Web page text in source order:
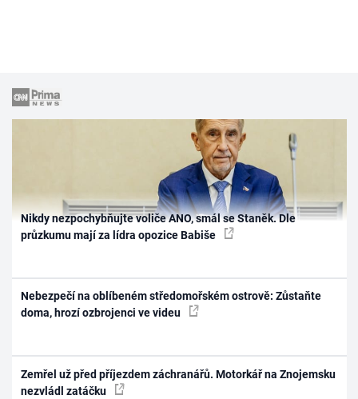
Nikdy nezpochybňujte voliče ANO, smál se Staněk. Dle
průzkumu mají za lídra opozice Babiše
Nebezpečí na oblíbeném středomořském ostrově: Zůstaňte
doma, hrozí ozbrojenci ve videu
Zemřel už před příjezdem záchranářů. Motorkář na Znojemsku
nezvládl zatáčku